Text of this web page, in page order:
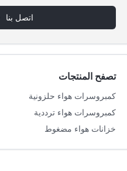
اتصل بنا
تصفح المنتجات
كمبروسرات هواء حلزونية
كمبروسرات هواء ترددية
خزانات هواء مضغوط